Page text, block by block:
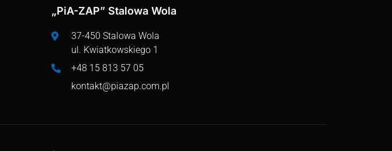
„PiA-ZAP” Stalowa Wola
37-450 Stalowa Wola
ul. Kwiatkowskiego 1
+48 15 813 57 05
kontakt@piazap.com.pl